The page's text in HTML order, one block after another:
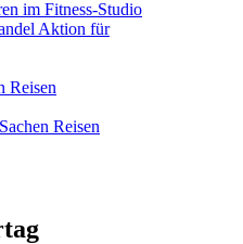
im Fitness-Studio
Aktion für
Reisen
Reisen